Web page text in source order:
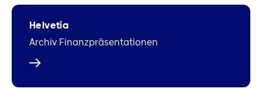
Helvetia
Archiv Finanzpräsentationen